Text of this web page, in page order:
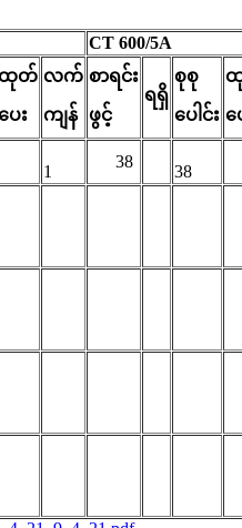
CT 600/5A
ထုတ်
ေး
လက်
ကျန်
စာရင်း
ဖွင့်
ရရှိ
စုစု
ပေါင်း ပ
1
38
38